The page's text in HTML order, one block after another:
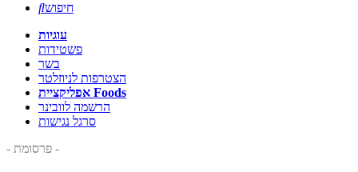
חיפוש
עוגיות
פשטידות
בשר
הצטרפות לניוזלטר
אפליקציית Foods
הרשמה לוובינר
סרגל נגישות
- פרסומת -